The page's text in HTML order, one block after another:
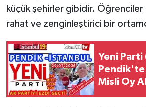
küçük şehirler gibidir.
rahat ve zenginleştirici bir
Yeni Parti
Pendik'te
Misli Oy